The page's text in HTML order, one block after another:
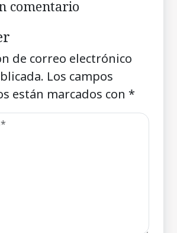
comentario
de correo electrónico
Los campos
están marcados con *